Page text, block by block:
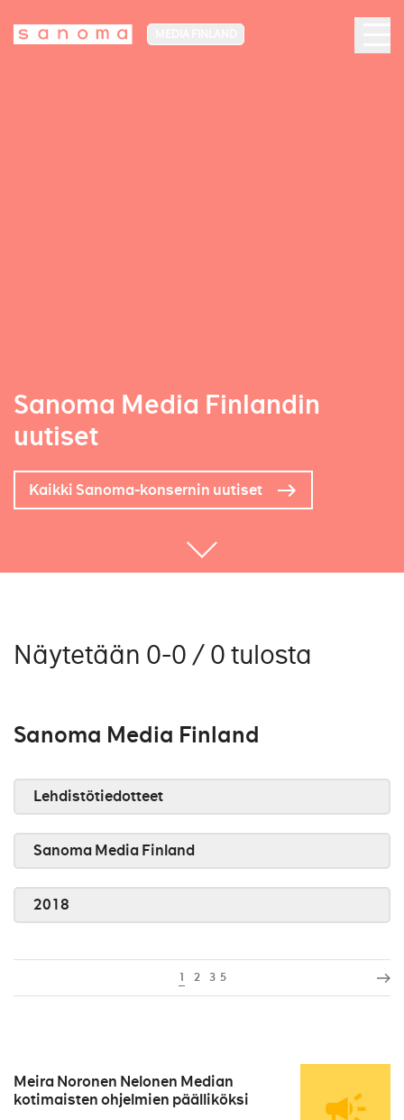
Sanoma Media Finlandin
uutiset
Kaikki Sanoma-konsernin uutiset
Näytetään 0-0 / 0 tulosta
Sanoma Media Finland
Lehdistötiedotteet
Sanoma Media Finland
2018
1 2 3 5
Meira Noronen Nelonen Median
kotimaisten ohjelmien päälliköksi